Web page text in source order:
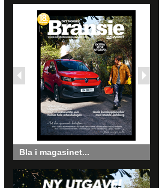
Bla i magasinet...